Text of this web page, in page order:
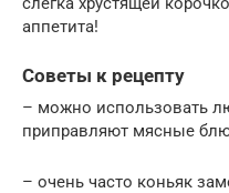
аппетита!
Советы к рецепту
– можно использовать
приправляют мясные
– очень часто коньяк